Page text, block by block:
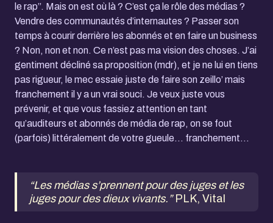
le rap”. Mais on est où là ? C’est ça le rôle des médias ?
Vendre des communautés d’internautes ? Passer son
temps à courir derrière les abonnés et en faire un business
? Non, non et non. Ce n’est pas ma vision des choses. J’ai
gentiment décliné sa proposition (mdr), et je ne lui en tiens
pas rigueur, le mec essaie juste de faire son zeillo’ mais
franchement il y a un vrai souci. Je veux juste vous
prévenir, et que vous fassiez attention en tant
qu’auditeurs et abonnés de média de rap, on se fout
(parfois) littéralement de votre gueule… franchement…
“Les médias s’prennent pour des juges et les
juges pour des dieux vivants.” PLK, Vital